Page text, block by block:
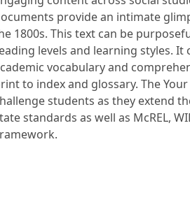
provide an intimate
1800s. This text can be
levels and learning styles.
vocabulary and
to index and glossary. The
students as they extend
standards as well as McREL,